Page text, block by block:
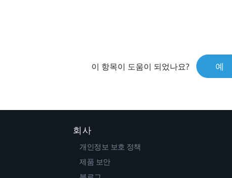
이 항목이 도움이 되었나요? 예
회사
개인정보 보호 정책
제품 보안